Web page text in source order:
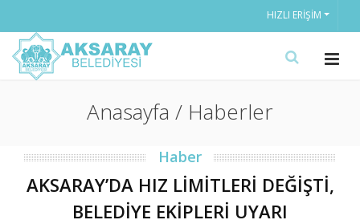
HIZLI ERIŞIM
Anasayfa / Haberler
Haber
AKSARAY’DA HIZ LİMİTLERİ DEĞİŞTİ,
BELEDİYE EKİPLERİ UYARI